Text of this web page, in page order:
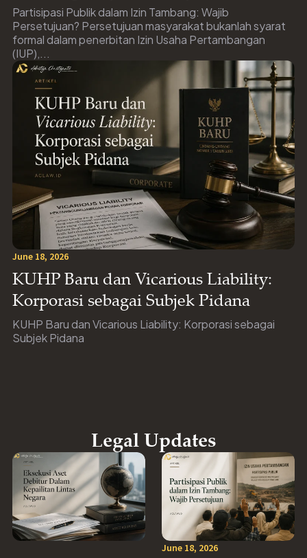
Partisipasi Publik dalam Izin Tambang: Wajib
Persetujuan? Persetujuan masyarakat bukanlah syarat
formal dalam penerbitan Izin Usaha Pertambangan
(IUP),...
June 18, 2026
KUHP Baru dan Vicarious Liability:
Korporasi sebagai Subjek Pidana
KUHP Baru dan Vicarious Liability: Korporasi sebagai
Subjek Pidana
Legal Updates
June 18, 2026